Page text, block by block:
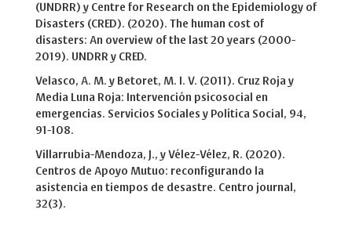
(UNDRR) y Centre for Research on the Epidemiology of
Disasters (CRED). (2020). The human cost of
disasters: An overview of the last 20 years (2000-
2019). UNDRR y CRED.
Velasco, A. M. y Betoret, M. I. V. (2011). Cruz Roja y
Media Luna Roja: Intervención psicosocial en
emergencias. Servicios Sociales y Política Social, 94,
91-108.
Villarrubia-Mendoza, J., y Vélez-Vélez, R. (2020).
Centros de Apoyo Mutuo: reconfigurando la
asistencia en tiempos de desastre. Centro journal,
32(3).